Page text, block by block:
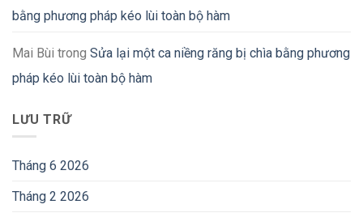
bằng phương pháp kéo lùi toàn bộ hàm
Mai Bùi trong Sửa lại một ca niềng răng bị chìa bằng phương
pháp kéo lùi toàn bộ hàm
LƯU TRỮ
Tháng 6 2026
Tháng 2 2026